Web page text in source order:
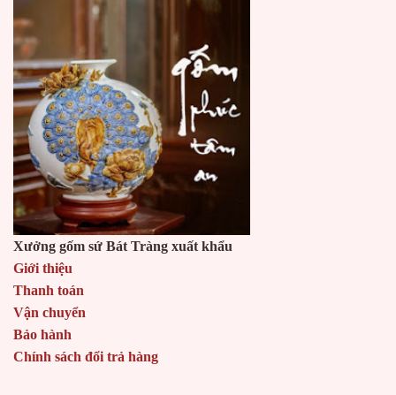
Xưởng gốm sứ Bát Tràng xuất khẩu
Giới thiệu
Thanh toán
Vận chuyển
Bảo hành
Chính sách đổi trả hàng